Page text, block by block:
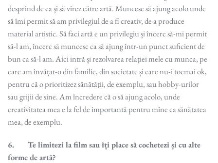
desprind de ea și să virez către artă. Muncesc să ajung acolo unde
să îmi permit să am privilegiul de a fi creativ, de a produce
material artistic. Să faci artă e un privilegiu și încerc să-mi permit
să-l am, încerc să muncesc ca să ajung într-un punct suficient de
bun ca să-l am. Aici intră și rezolvarea relației mele cu munca, pe
care am învățat-o din familie, din societate și care nu-i tocmai ok,
pentru că o prioritizez sănătății, de exemplu, sau hobby-urilor
sau grijii de sine. Am încredere că o să ajung acolo, unde
creativitatea mea e la fel de importantă pentru mine ca sănătatea
mea, de exemplu.
6. Te limitezi la film sau îți place să cochetezi și cu alte
forme de artă?